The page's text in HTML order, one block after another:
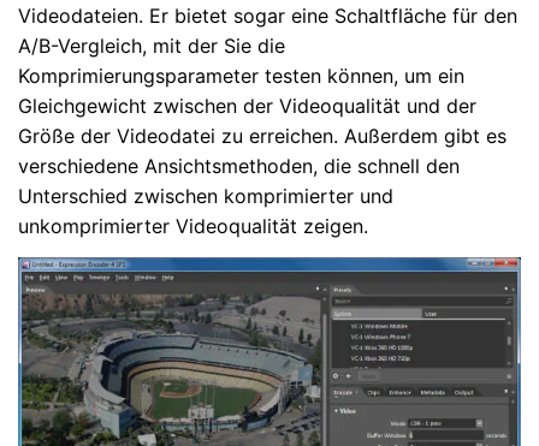
Videodateien. Er bietet sogar eine Schaltfläche für den
A/B-Vergleich, mit der Sie die
Komprimierungsparameter testen können, um ein
Gleichgewicht zwischen der Videoqualität und der
Größe der Videodatei zu erreichen. Außerdem gibt es
verschiedene Ansichtsmethoden, die schnell den
Unterschied zwischen komprimierter und
unkomprimierter Videoqualität zeigen.